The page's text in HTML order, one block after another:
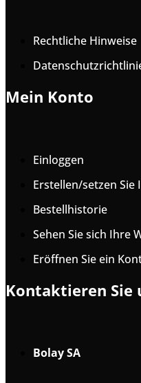
Rechtliche Hinweise
Mein Konto
Einloggen
Erstellen/setzen
Bestellhistorie
Sehen Sie sich Ihre
Eröffnen Sie ein
Kontaktieren Sie
Bolay SA